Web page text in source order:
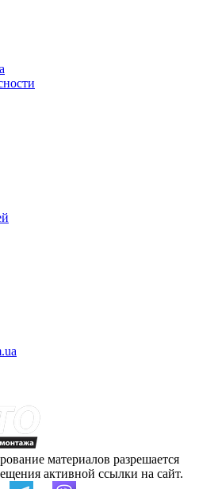
материалов разрешается
активной ссылки на сайт.